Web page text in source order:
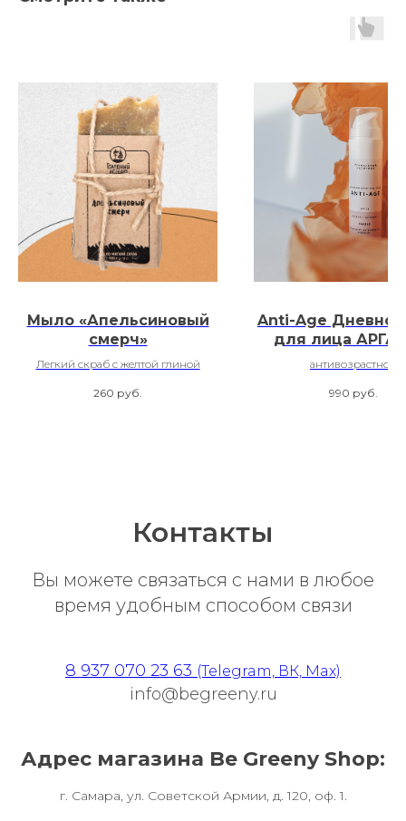
Мыло «Апельсиновый
смерч»
Легкий скраб с желтой глиной
260 руб.
Anti-Age
для лица
АМАРАНТ SPF
антивозрастной
990 руб.
Контакты
Вы можете связаться с нами в любое
время удобным способом связи
8 937 070 23 63 (Telegram, ВК, Max)
info@begreeny.ru
Адрес магазина Be Greeny Shop:
г. Самара, ул. Советской Армии, д. 120, оф. 1.